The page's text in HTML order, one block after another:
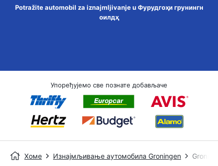
Potražite automobil za iznajmljivanje u Фурудгоҳи грунингн
оилдҳ
Упоређујемо све познате добављаче
Хоме Изнајмљивање аутомобила Groningen